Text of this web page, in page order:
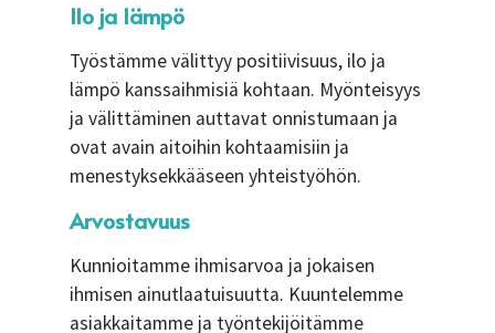
Ilo ja lämpö
Työstämme välittyy positiivisuus, ilo ja
lämpö kanssaihmisiä kohtaan. Myönteisyys
ja välittäminen auttavat onnistumaan ja
ovat avain aitoihin kohtaamisiin ja
menestyksekkääseen yhteistyöhön.
Arvostavuus
Kunnioitamme ihmisarvoa ja jokaisen
ihmisen ainutlaatuisuutta. Kuuntelemme
asiakkaitamme ja työntekijöitämme